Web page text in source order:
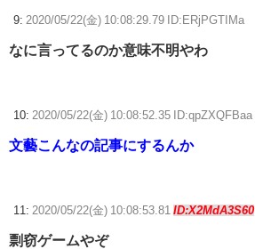
9: 2020/05/22(金) 10:08:29.79 ID:ERjPGTIMa
なに言ってるのか意味不明やわ
10: 2020/05/22(金) 10:08:52.35 ID:qpZXQFBaa
文藝こんなの記事にするんか
11: 2020/05/22(金) 10:08:53.81 ID:X2MdA3S60
剽窃ゲームやぞ